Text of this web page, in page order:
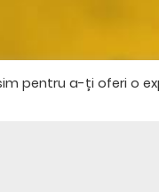
pentru a-ți oferi o